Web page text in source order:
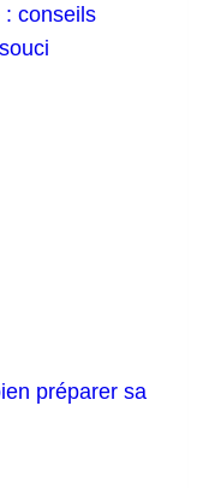
: conseils
préparer sa